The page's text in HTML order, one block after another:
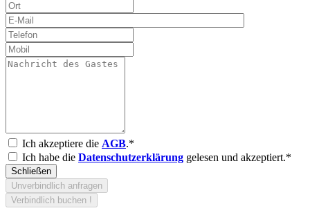
Ich akzeptiere die AGB.*
Ich habe die Datenschutzerklärung gelesen und akzeptiert.*
Schließen
Unverbindlich anfragen
Verbindlich buchen !